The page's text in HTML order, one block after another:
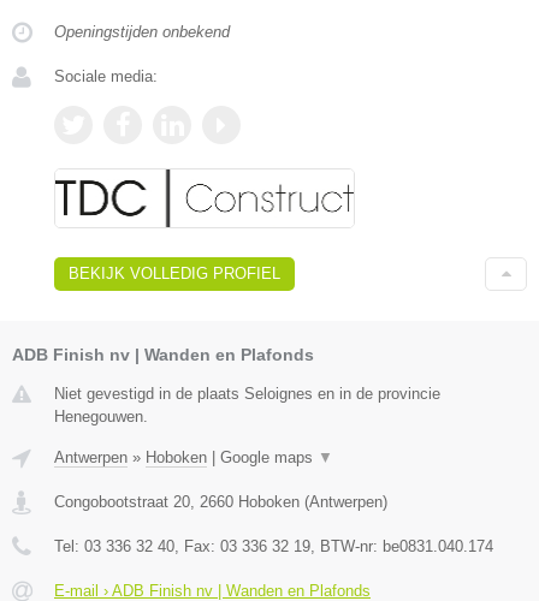
Openingstijden onbekend
Sociale media:
BEKIJK VOLLEDIG PROFIEL
ADB Finish nv | Wanden en Plafonds
Niet gevestigd in de plaats Seloignes en in de provincie
Henegouwen.
Antwerpen » Hoboken Google maps ▼
Congobootstraat 20 2660 Hoboken (Antwerpen)
Tel: 03 336 32 40 , Fax: 03 336 32 19 , BTW-nr: be0831.040.174
E-mail › ADB Finish nv | Wanden en Plafonds